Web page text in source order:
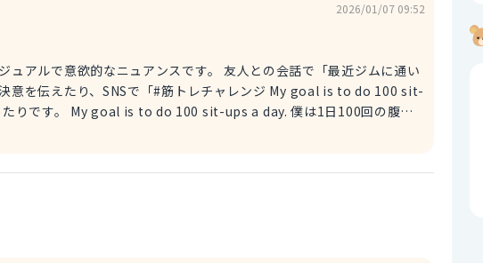
2026/01/07 09:52
ニュアンスです。 友人との会話で「最近ジムに通い
意を伝えたり、SNSで「#筋トレチャレンジ My goal is to do 100 sit-
僕は1日100回の腹筋
ですよ。 My friend says, "I should get some
for 100 sit-ups myself. 僕自身